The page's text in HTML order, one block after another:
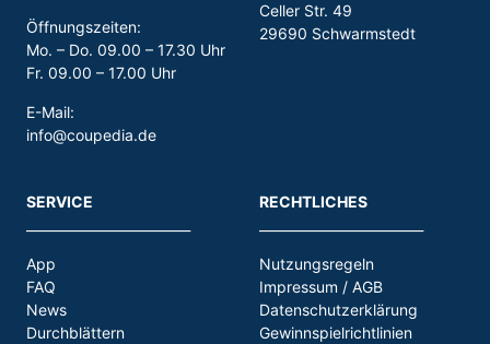
Öffnungszeiten:
Mo. – Do. 09.00 – 17.30 Uhr
Fr. 09.00 – 17.00 Uhr
E-Mail:
info@coupedia.de
Celler Str. 49
29690 Schwarmstedt
SERVICE
App
FAQ
News
Durchblättern
RECHTLICHES
Nutzungsregeln
Impressum / AGB
Datenschutzerklärung
Gewinnspielrichtlinien